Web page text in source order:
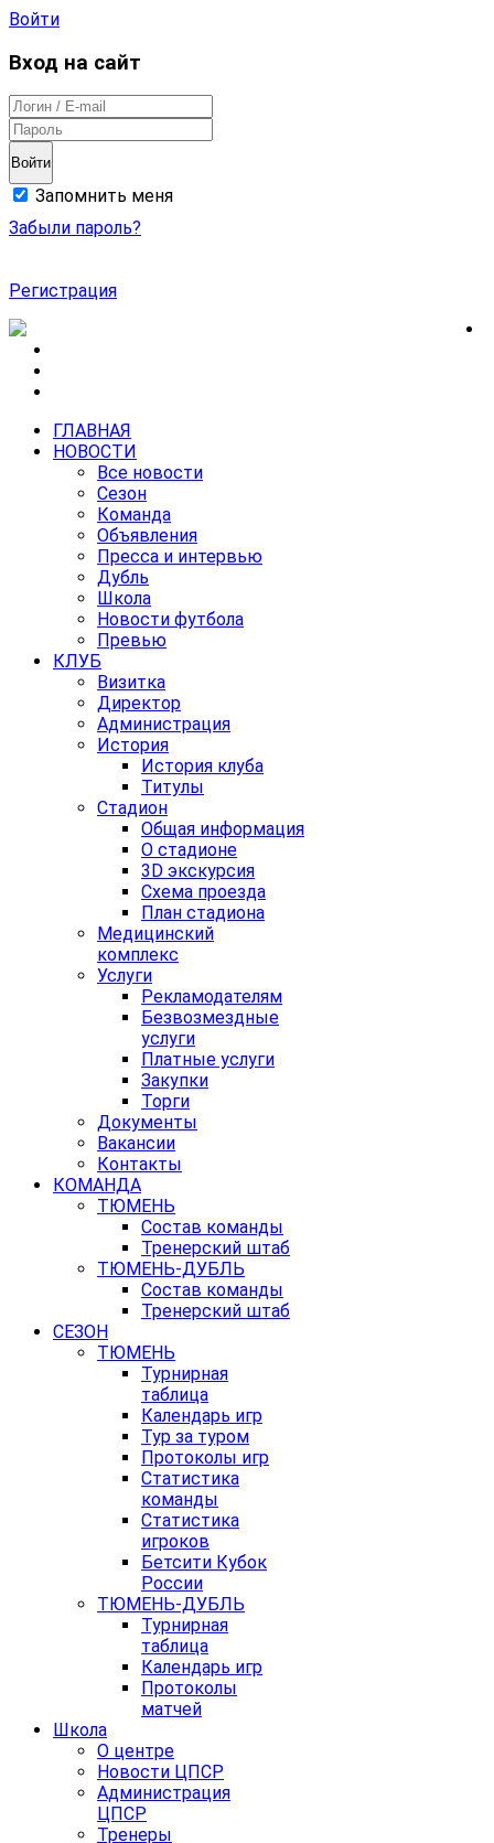
Войти
Вход на сайт
Войти
Запомнить меня
Забыли пароль?
Регистрация
ГЛАВНАЯ
НОВОСТИ
Все новости
Сезон
Команда
Объявления
Пресса и интервью
Дубль
Школа
Новости футбола
Превью
КЛУБ
Визитка
Директор
Администрация
История
История клуба
Титулы
Стадион
Общая информация
О стадионе
3D экскурсия
Схема проезда
План стадиона
Медицинский
комплекс
Услуги
Рекламодателям
Безвозмездные
услуги
Платные услуги
Закупки
Торги
Документы
Вакансии
Контакты
КОМАНДА
ТЮМЕНЬ
Состав команды
Тренерский штаб
ТЮМЕНЬ-ДУБЛЬ
Состав команды
Тренерский штаб
СЕЗОН
ТЮМЕНЬ
Турнирная
таблица
Календарь игр
Тур за туром
Протоколы игр
Статистика
команды
Статистика
игроков
Бетсити Кубок
России
ТЮМЕНЬ-ДУБЛЬ
Турнирная
таблица
Календарь игр
Протоколы
матчей
Школа
О центре
Новости ЦПСР
Администрация
ЦПСР
Тренеры